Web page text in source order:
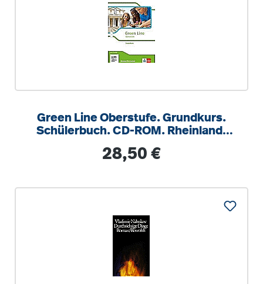
Green Line Oberstufe. Grundkurs.
Schülerbuch. CD-ROM. Rheinland-
Regulärer Preis:
28,50 €